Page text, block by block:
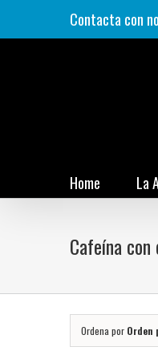
al
Contacta con
Home La
Cafeína con
Ordena por Orden